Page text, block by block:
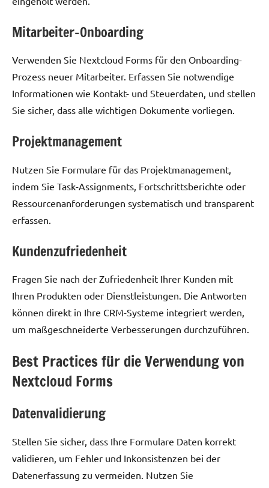
Mitarbeiter-Onboarding
Verwenden Sie Nextcloud Forms für den Onboarding-
Prozess neuer Mitarbeiter. Erfassen Sie notwendige
Informationen wie Kontakt- und Steuerdaten, und stellen
Sie sicher, dass alle wichtigen Dokumente vorliegen.
Projektmanagement
Nutzen Sie Formulare für das Projektmanagement,
indem Sie Task-Assignments, Fortschrittsberichte oder
Ressourcenanforderungen systematisch und transparent
erfassen.
Kundenzufriedenheit
Fragen Sie nach der Zufriedenheit Ihrer Kunden mit
Ihren Produkten oder Dienstleistungen. Die Antworten
können direkt in Ihre CRM-Systeme integriert werden,
um maßgeschneiderte Verbesserungen durchzuführen.
Best Practices für die Verwendung von
Nextcloud Forms
Datenvalidierung
Stellen Sie sicher, dass Ihre Formulare Daten korrekt
validieren, um Fehler und Inkonsistenzen bei der
Datenerfassung zu vermeiden. Nutzen Sie